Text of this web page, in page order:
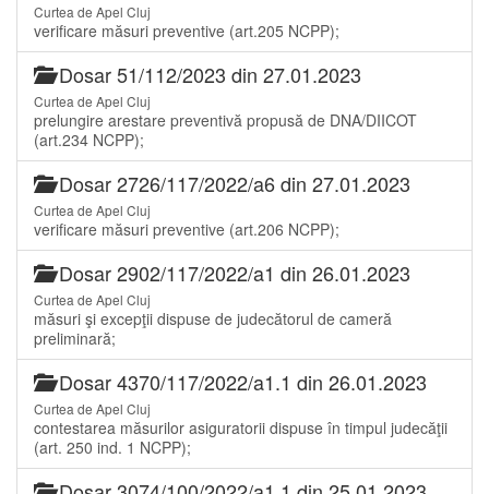
Curtea de Apel Cluj
verificare măsuri preventive (art.205 NCPP);
Dosar 51/112/2023 din 27.01.2023
Curtea de Apel Cluj
prelungire arestare preventivă propusă de DNA/DIICOT
(art.234 NCPP);
Dosar 2726/117/2022/a6 din 27.01.2023
Curtea de Apel Cluj
verificare măsuri preventive (art.206 NCPP);
Dosar 2902/117/2022/a1 din 26.01.2023
Curtea de Apel Cluj
măsuri şi excepţii dispuse de judecătorul de cameră
preliminară;
Dosar 4370/117/2022/a1.1 din 26.01.2023
Curtea de Apel Cluj
contestarea măsurilor asiguratorii dispuse în timpul judecăţii
(art. 250 ind. 1 NCPP);